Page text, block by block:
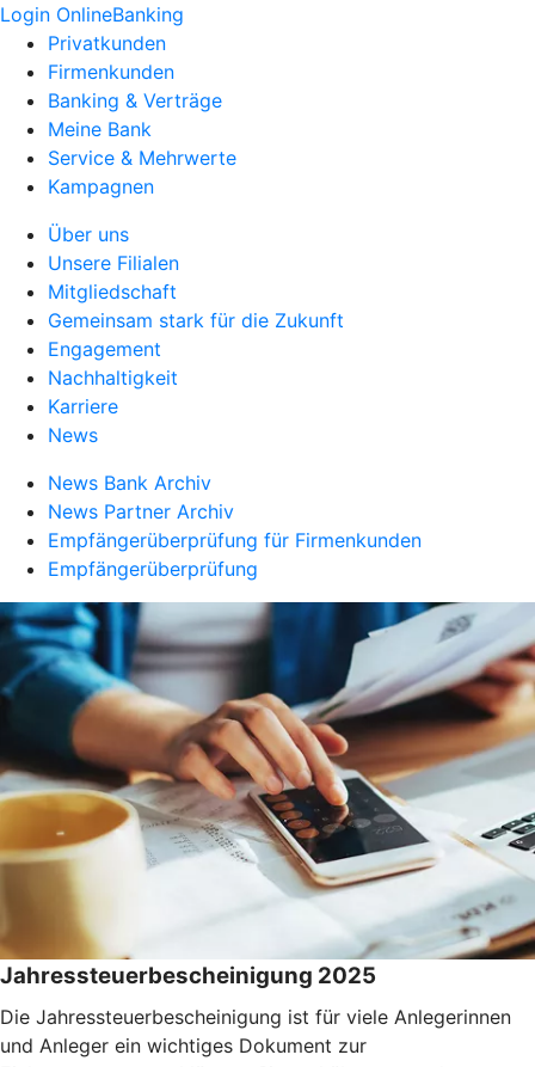
Login OnlineBanking
Privatkunden
Firmenkunden
Banking & Verträge
Meine Bank
Service & Mehrwerte
Kampagnen
Über uns
Unsere Filialen
Mitgliedschaft
Gemeinsam stark für die Zukunft
Engagement
Nachhaltigkeit
Karriere
News
News Bank Archiv
News Partner Archiv
Empfängerüberprüfung für Firmenkunden
Empfängerüberprüfung
Jahressteuerbescheinigung 2025
Die Jahressteuerbescheinigung ist für viele Anlegerinnen
und Anleger ein wichtiges Dokument zur